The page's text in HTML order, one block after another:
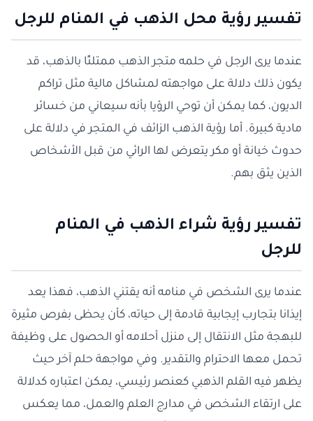
تفسير رؤية محل الذهب في المنام للرجل
عندما يرى الرجل في حلمه متجر الذهب ممتلئًا بالذهب، قد
يكون ذلك دلالة على مواجهته لمشاكل مالية مثل تراكم
الديون، كما يمكن أن توحي الرؤيا بأنه سيعاني من خسائر
مادية كبيرة. أما رؤية الذهب الزائف في المتجر في دلالة على
حدوث خيانة أو مكر يتعرض لها الرائي من قبل الأشخاص
الذين يثق بهم.
تفسير رؤية شراء الذهب في المنام
للرجل
عندما يرى الشخص في منامه أنه يقتني الذهب، فهذا يعد
إيذانا بتجارب إيجابية قادمة إلى حياته، كأن يحظى بفرص مثيرة
للبهجة مثل الانتقال إلى منزل أحلامه أو الحصول على وظيفة
تحمل معها الاحترام والتقدير. وفي مواجهة حلم آخر حيث
يظهر فيه القلم الذهبي كعنصر رئيسي، يمكن اعتباره كدلالة
على ارتقاء الشخص في مدارج العلم والعمل، مما يعكس